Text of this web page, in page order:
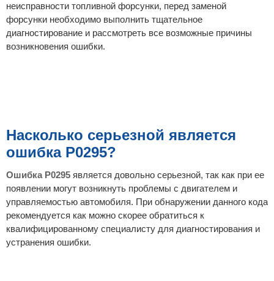
неисправности топливной форсунки, перед заменой
форсунки необходимо выполнить тщательное
диагностирование и рассмотреть все возможные причины
возникновения ошибки.
Насколько серьезной является
ошибка P0295?
Ошибка P0295 является довольно серьезной, так как при ее
появлении могут возникнуть проблемы с двигателем и
управляемостью автомобиля. При обнаружении данного кода
рекомендуется как можно скорее обратиться к
квалифицированному специалисту для диагностирования и
устранения ошибки.